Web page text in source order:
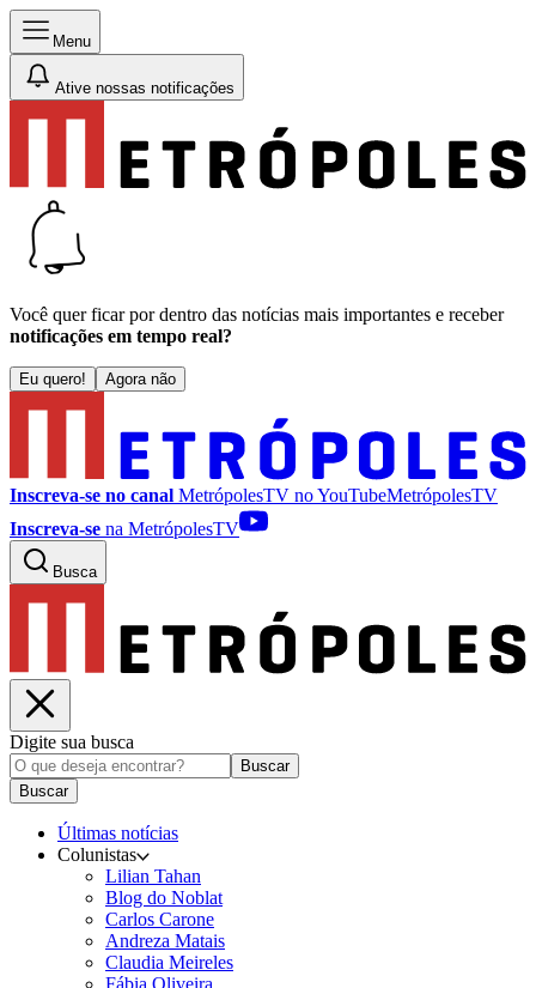
Menu
Ative nossas notificações
Você quer ficar por dentro das notícias mais importantes e receber
notificações em tempo real?
Eu quero! Agora não
Inscreva-se no canal MetrópolesTV noYouTubeMetrópolesTV
Inscreva-se na MetrópolesTV
Busca
Digite sua busca
Buscar
Buscar
Últimas notícias
Colunistas
Lilian Tahan
Blog do Noblat
Carlos Carone
Andreza Matais
Claudia Meireles
Fábia Oliveira